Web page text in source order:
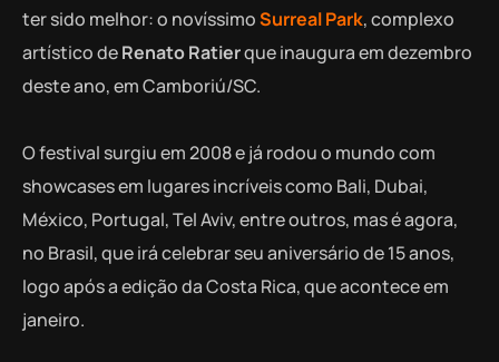
ter sido melhor: o novíssimoSurreal Park, complexo
artístico deRenato Ratierque inaugura em dezembro
deste ano, em Camboriú/SC.
O festival surgiu em 2008 e já rodou o mundo com
showcases em lugares incríveis como Bali, Dubai,
México, Portugal, Tel Aviv, entre outros, mas é agora,
no Brasil, que irá celebrar seu aniversário de 15 anos,
logo após a edição da Costa Rica, que acontece em
janeiro.